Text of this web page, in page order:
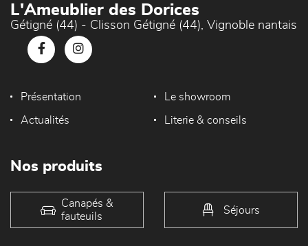
L'Ameublier des Dorices
Gétigné (44) - Clisson Gétigné (44), Vignoble nantais
Présentation Le showroom
Actualités Literie & conseils
Nos produits
Canapés &
fauteuils
Séjours